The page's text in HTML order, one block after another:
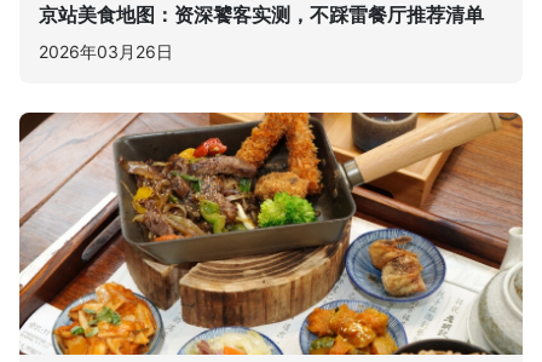
京站美食地图：资深饕客实测，不踩雷餐厅推荐清单
2026年03月26日